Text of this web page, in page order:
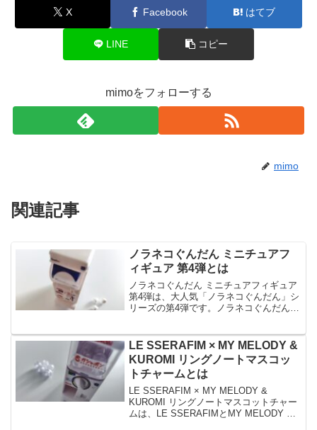
X Facebook はてブ
LINE コピー
mimoをフォローする
mimo
関連記事
ノラネコぐんだん ミニチュアフ
ィギュア 第4弾とは
ノラネコぐんだん ミニチュアフィギュア
第4弾は、大人気「ノラネコぐんだん」シ
リーズの第4弾です。ノラネコぐんだん
コレクションで、全4種のラインナップで
す。今回は、...
LE SSERAFIM × MY MELODY &
KUROMI リングノートマスコッ
トチャームとは
LE SSERAFIM × MY MELODY &
KUROMI リングノートマスコットチャー
ムは、LE SSERAFIMとMY MELODY &